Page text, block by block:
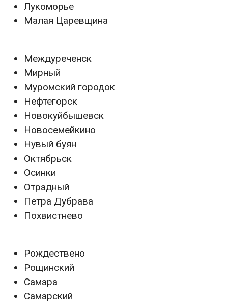
Лукоморье
Малая Царевщина
Междуреченск
Мирный
Муромский городок
Нефтегорск
Новокуйбышевск
Новосемейкино
Нувый буян
Октябрьск
Осинки
Отрадный
Петра Дубрава
Похвистнево
Рождествено
Рощинский
Самара
Самарский